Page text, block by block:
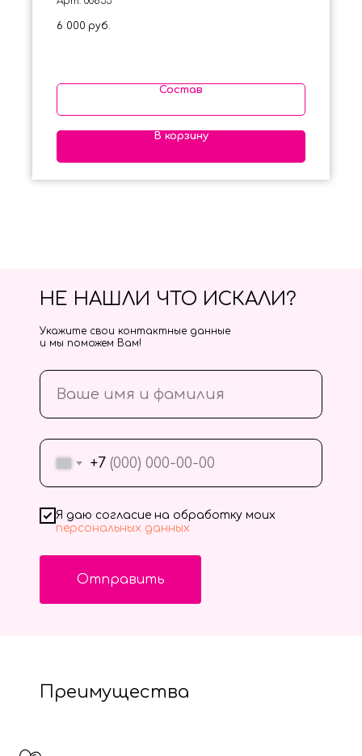
6 000 руб.
Состав
В корзину
+7
Я даю согласие на обработку моих
персональных данных
Отправить
НЕ НАШЛИ ЧТО ИСКАЛИ?
Укажите свои контактные данные
и мы поможем Вам!
Преимущества